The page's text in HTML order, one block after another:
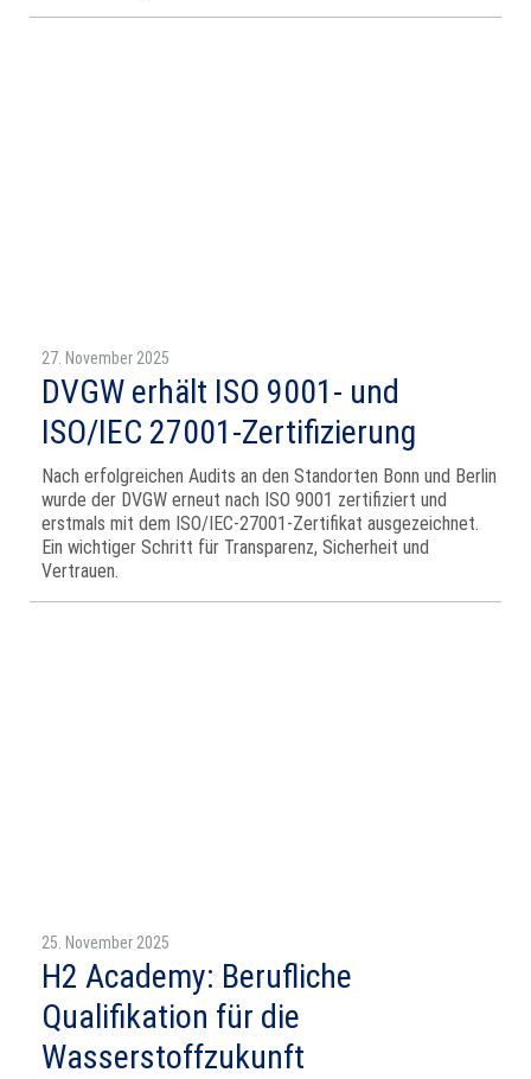
27. November 2025
DVGW erhält ISO 9001- und
ISO/IEC 27001-Zertifizierung
Nach erfolgreichen Audits an den Standorten Bonn und Berlin
wurde der DVGW erneut nach ISO 9001 zertifiziert und
erstmals mit dem ISO/IEC-27001-Zertifikat ausgezeichnet.
Ein wichtiger Schritt für Transparenz, Sicherheit und
Vertrauen.
25. November 2025
H2 Academy: Berufliche
Qualifikation für die
Wasserstoffzukunft